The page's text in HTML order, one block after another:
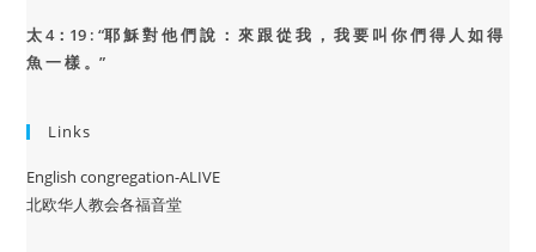
太 4：19 : “耶 穌 對 他 們 說 ： 來 跟 從 我 ， 我 要 叫 你 們 得 人 如 得
魚 一 樣 。”
Links
English congregation-ALIVE
北欧华人教会各福音堂